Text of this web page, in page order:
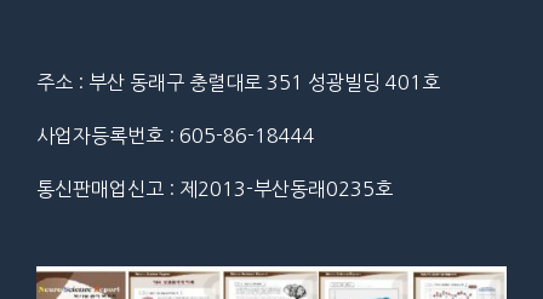
주소 : 부산 동래구 충렬대로 351 성광빌딩 401호
사업자등록번호 : 605-86-18444
통신판매업신고 : 제2013-부산동래0235호